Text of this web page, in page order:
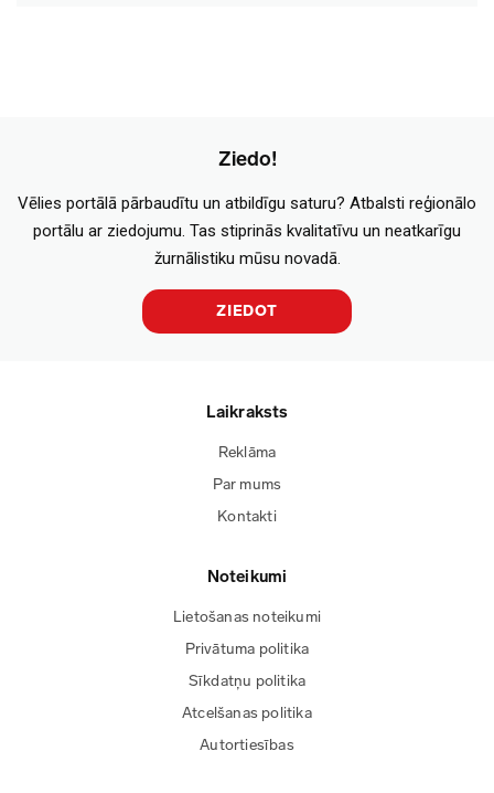
Ziedo!
Vēlies portālā pārbaudītu un atbildīgu saturu? Atbalsti reģionālo
portālu ar ziedojumu. Tas stiprinās kvalitatīvu un neatkarīgu
žurnālistiku mūsu novadā.
ZIEDOT
Laikraksts
Reklāma
Par mums
Kontakti
Noteikumi
Lietošanas noteikumi
Privātuma politika
Sīkdatņu politika
Atcelšanas politika
Autortiesības